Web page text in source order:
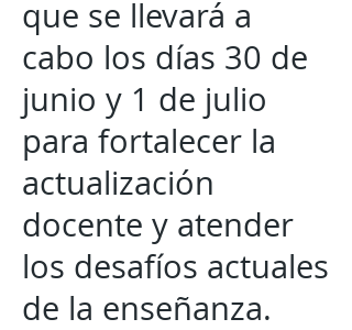
que se llevará a
cabo los días 30 de
junio y 1 de julio
para fortalecer la
actualización
docente y atender
los desafíos actuales
de la enseñanza.